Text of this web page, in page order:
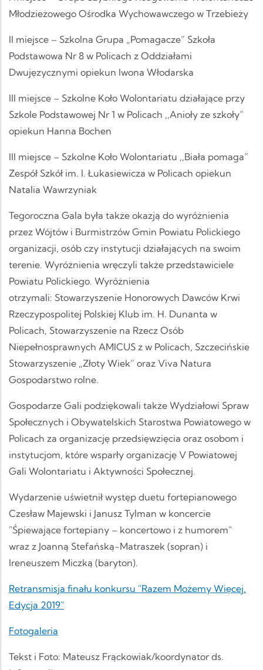
Młodzieżowego Ośrodka Wychowawczego w Trzebieży
II miejsce – Szkolna Grupa „Pomagacze” Szkoła
Podstawowa Nr 8 w Policach z Oddziałami
Dwujęzycznymi opiekun Iwona Włodarska
III miejsce – Szkolne Koło Wolontariatu działające przy
Szkole Podstawowej Nr 1 w Policach ,,Anioły ze szkoły”
opiekun Hanna Bochen
III miejsce – Szkolne Koło Wolontariatu ,,Biała pomaga”
Zespół Szkół im. I. Łukasiewicza w Policach opiekun
Natalia Wawrzyniak
Tegoroczna Gala była także okazją do wyróżnienia
przez Wójtów i Burmistrzów Gmin Powiatu Polickiego
organizacji, osób czy instytucji działających na swoim
terenie. Wyróżnienia wręczyli także przedstawiciele
Powiatu Polickiego. Wyróżnienia
otrzymali: Stowarzyszenie Honorowych Dawców Krwi
Rzeczypospolitej Polskiej Klub im. H. Dunanta w
Policach, Stowarzyszenie na Rzecz Osób
Niepełnosprawnych AMICUS z w Policach, Szczecińskie
Stowarzyszenie „Złoty Wiek” oraz Viva Natura
Gospodarstwo rolne.
Gospodarze Gali podziękowali także Wydziałowi Spraw
Społecznych i Obywatelskich Starostwa Powiatowego w
Policach za organizację przedsięwzięcia oraz osobom i
instytucjom, które wsparły organizację V Powiatowej
Gali Wolontariatu i Aktywności Społecznej.
Wydarzenie uświetnił występ duetu fortepianowego
Czesław Majewski i Janusz Tylman w koncercie
"Śpiewające fortepiany – koncertowo i z humorem"
wraz z Joanną Stefańską-Matraszek (sopran) i
Ireneuszem Miczką (baryton).
Retransmisja finału konkursu "Razem Możemy Więcej.
Edycja 2019"
Fotogaleria
Tekst i Foto: Mateusz Frąckowiak/koordynator ds.